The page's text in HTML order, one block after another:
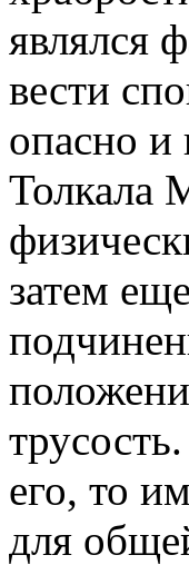
являлся
вести
опасно и
Толкала
затем
его, то
для